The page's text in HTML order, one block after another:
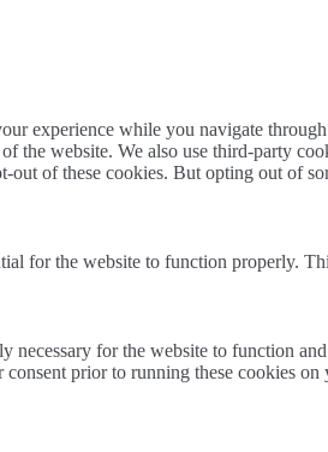
experience while you navigate
the website. We also use third-party
out of these cookies. But opting out of
for the website to function properly.
for the website to function
prior to running these cookies on